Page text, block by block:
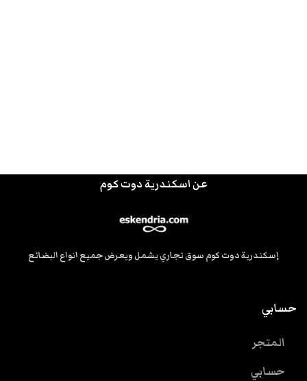
عن اسكندرية دوت كوم
إسكندرية دوت كوم سوق تجاري يشمل ويعرض جميع انواع البضائع
حسابي
المتجر
حسابي